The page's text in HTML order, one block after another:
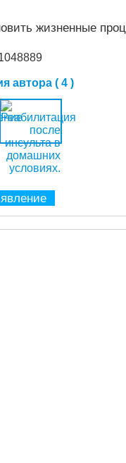
жизненные
автора ( 4 )